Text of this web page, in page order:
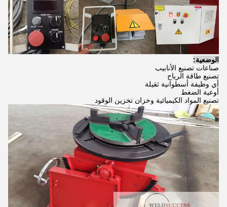
الوضعية:
صناعات تصنيع الأنابيب
تصنيع طاقة الرياح
أي وظيفة أسطوانية ثقيلة
أوعية الضغط
تصنيع المواد الكيميائية وخزان تخزين الوقود